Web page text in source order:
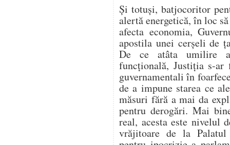
Și totuși, batjocoritor
alertă energetică, în loc
afecta economia,
apostila unei cerșeli de
De ce atâta umilire
funcțională, Justiția s-
guvernamentali în
de a impune starea ce
măsuri fără a mai da
pentru derogări. Mai
real, acesta este nivelul
vrăjitoare de la